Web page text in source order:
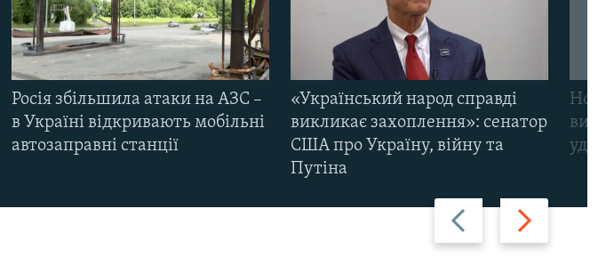
Назад Вперед
Росія збільшила атаки на АЗС –
в Україні відкривають мобільні
автозаправні станції
«Український народ справді
викликає захоплення»: сенатор
США про Україну, війну та
Путіна